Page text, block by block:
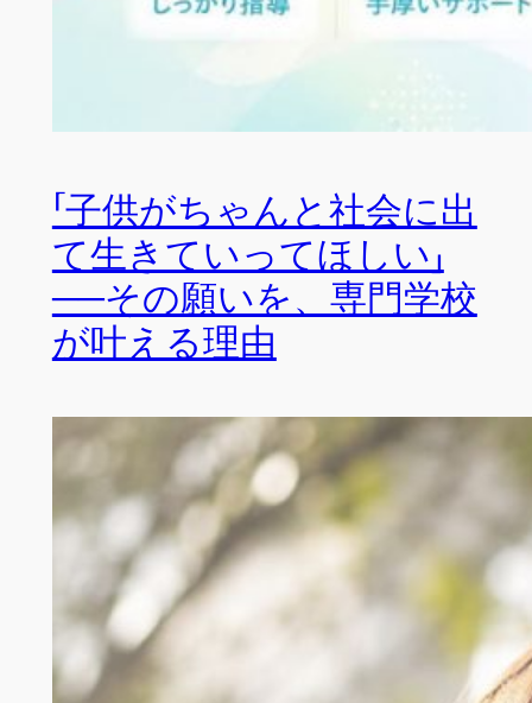
「子供がちゃんと社会に出
て生きていってほしい」
──その願いを、専門学校
が叶える理由